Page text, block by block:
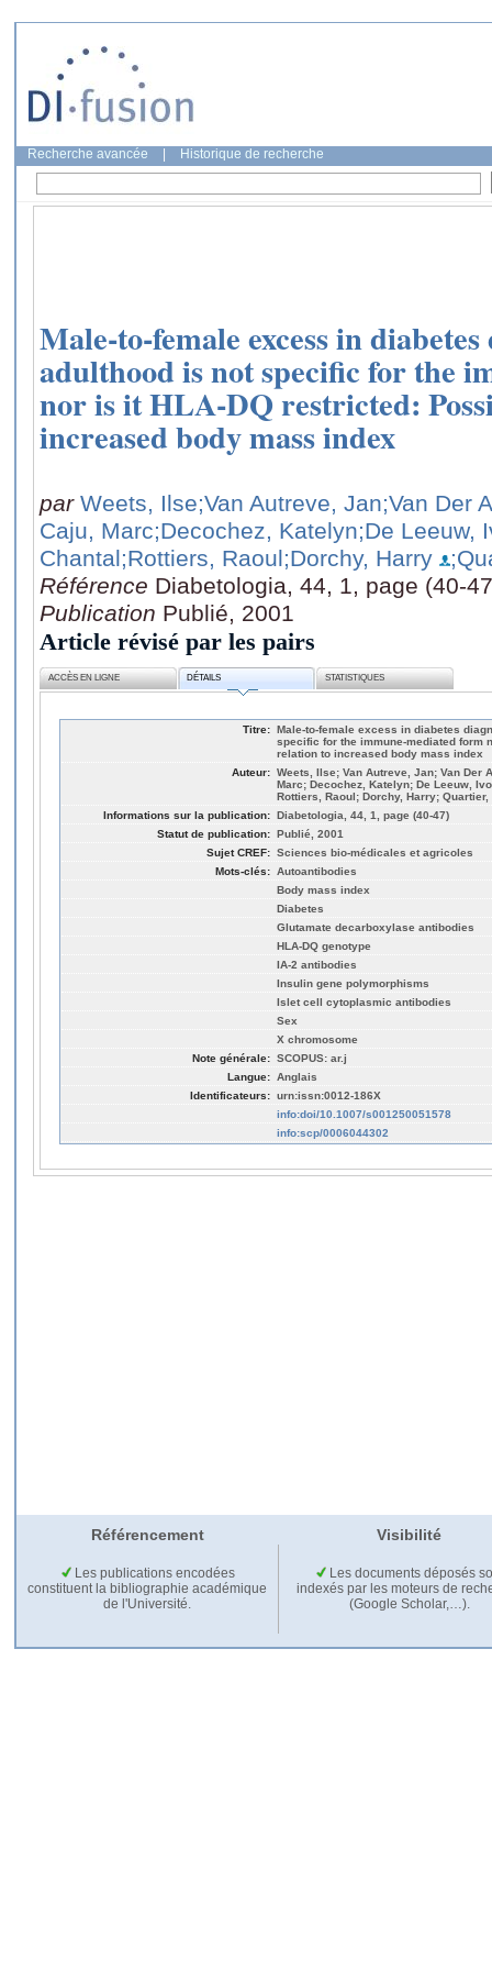
Recherche avancée Historique de recherche
Male-to-female excess in
adulthood is not specific for the
nor is it HLA-DQ restricted:
increased body mass index
par Weets, Ilse;Van Autreve, Jan;Van Der
Caju, Marc;Decochez, Katelyn;De Leeuw,
Chantal;Rottiers, Raoul;Dorchy, Harry
Référence Diabetologia, 44, 1, page (40-
Publication Publié, 2001
Article révisé par les pairs
ACCÈS EN LIGNE DÉTAILS STATISTIQUES
Titre: Male-to-female excess in diabetes
specific for the immune-mediated form
relation to increased body mass index
Auteur: Weets, Ilse; Van Autreve, Jan; Van Der
Marc; Decochez, Katelyn; De Leeuw,
Rottiers, Raoul; Dorchy, Harry;
Informations sur la publication: Diabetologia, 44, 1, page (40-47)
Statut de publication: Publié, 2001
Sujet CREF: Sciences bio-médicales et agricoles
Mots-clés: Autoantibodies
Body mass index
Diabetes
Glutamate decarboxylase antibodies
HLA-DQ genotype
IA-2 antibodies
Insulin gene polymorphisms
Islet cell cytoplasmic antibodies
Sex
X chromosome
Note générale: SCOPUS: ar.j
Langue: Anglais
Identificateurs: urn:issn:0012-186X
info:doi/10.1007/s001250051578
info:scp/0006044302
Référencement Visibilité
Les publications encodées
constituent la bibliographie académique
de l'Université.
Les documents déposés
indexés par les moteurs de
(Google Scholar,…).